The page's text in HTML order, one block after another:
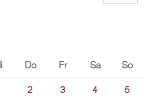
Do Fr Sa So
2 3 4 5